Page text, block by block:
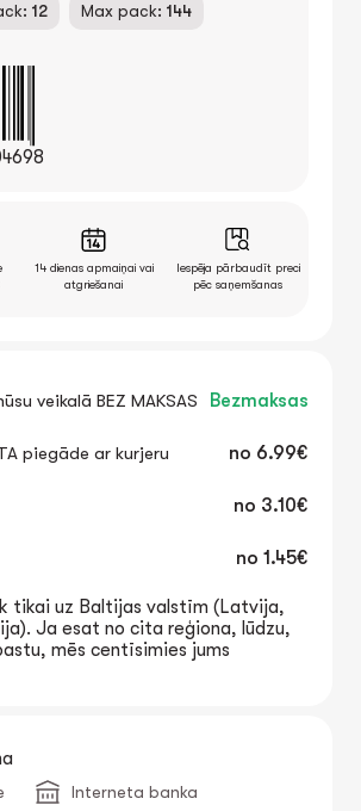
12 Max pack: 144
14 dienas apmaiņai vai
atgriešanai
Iespēja pārbaudīt preci
pēc saņemšanas
veikalā BEZ MAKSAS Bezmaksas
piegāde ar kurjeru no 6.99€
no 3.10€
no 1.45€
tikai uz Baltijas valstīm (Latvija,
Ja esat no cita reģiona, lūdzu,
mēs centīsimies jums
Interneta banka